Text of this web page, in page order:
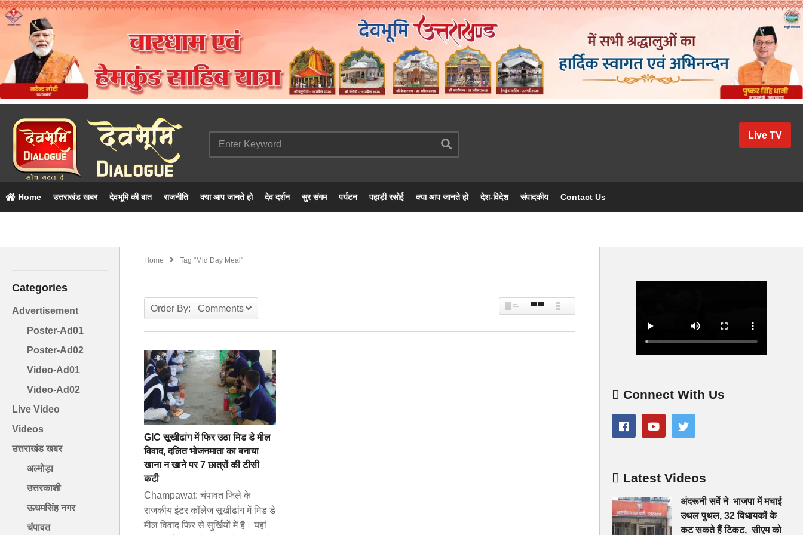
Live TV
Home उत्तराखंड खबर देवभूमि की बात राजनीति क्या आप जानते हो देव दर्शन सुर संगम पर्यटन पहाड़ी रसोई क्या आप जानते हो देश-विदेश संपादकीय Contact Us
Categories
Advertisement
Poster-Ad01
Poster-Ad02
Video-Ad01
Video-Ad02
Live Video
Videos
उत्तराखंड खबर
अल्मोड़ा
उत्तरकाशी
ऊधमसिंह नगर
चंपावत
Home Tag "mid Day Meal"
Order By: Comments
GIC सूखीढांग में फिर उठा मिड डे मील
विवाद, दलित भोजनमाता का बनाया
खाना न खाने पर 7 छात्रों की टीसी
कटी
Champawat: चंपावत जिले के
राजकीय इंटर कॉलेज सूखीढांग में मिड डे
मील विवाद फिर से सुर्खियों में है। यहां
Connect With Us
Latest Videos
अंदरूनी सर्वे ने भाजपा में मचाई
उथल पुथल, 32 विधायकों के
कट सकते हैं टिकट, सीएम को